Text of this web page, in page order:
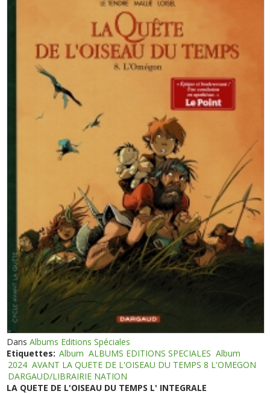
DansAlbums Editions Spéciales
Etiquettes: Album ALBUMS EDITIONS SPECIALES Album
2024 AVANT LA QUETE DE L'OISEAU DU TEMPS 8 L'OMEGON
DARGAUD/LIBRAIRIE NATION
LA QUETE DE L'OISEAU DU TEMPS L' INTEGRALE